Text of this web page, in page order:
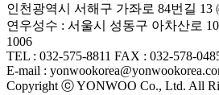
인천광역시 서해구 가좌로 84번길 13
연우성수 : 서울시 성동구 아차산로
1006
TEL : 032-575-8811 FAX : 032-578-
E-mail :
Copyright ⓒ YONWOO Co., Ltd. All